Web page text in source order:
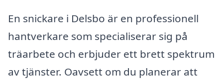
En snickare i Delsbo är en professionell
hantverkare som specialiserar sig på
träarbete och erbjuder ett brett spektrum
av tjänster. Oavsett om du planerar att